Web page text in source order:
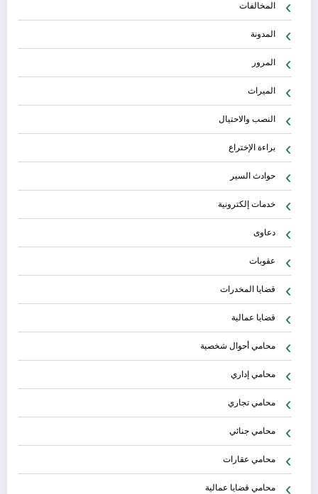
المخالفات
المدونة
المرور
الميراث
النصب والاحتيال
براءة الإختراع
حوادث السير
خدمات إلكترونية
دعاوى
عقوبات
قضايا المخدرات
قضايا عمالية
محامي أحوال شخصية
محامي إداري
محامي تجاري
محامي جنائي
محامي عقارات
محامي قضايا عمالية